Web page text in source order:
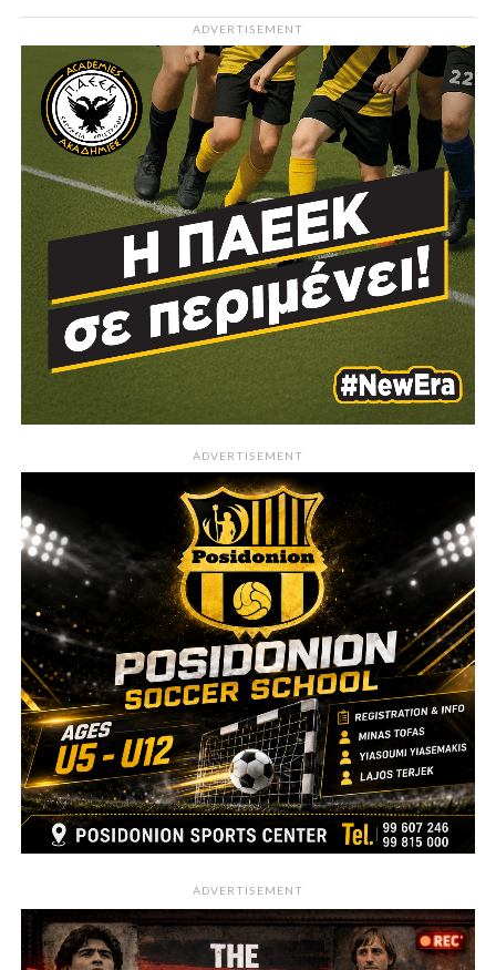
ADVERTISEMENT
ADVERTISEMENT
ADVERTISEMENT